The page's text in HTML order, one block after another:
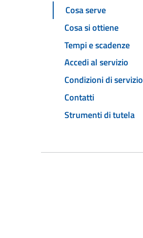
Cosa serve
Cosa si ottiene
Tempi e scadenze
Accedi al servizio
Condizioni di servizio
Contatti
Strumenti di tutela